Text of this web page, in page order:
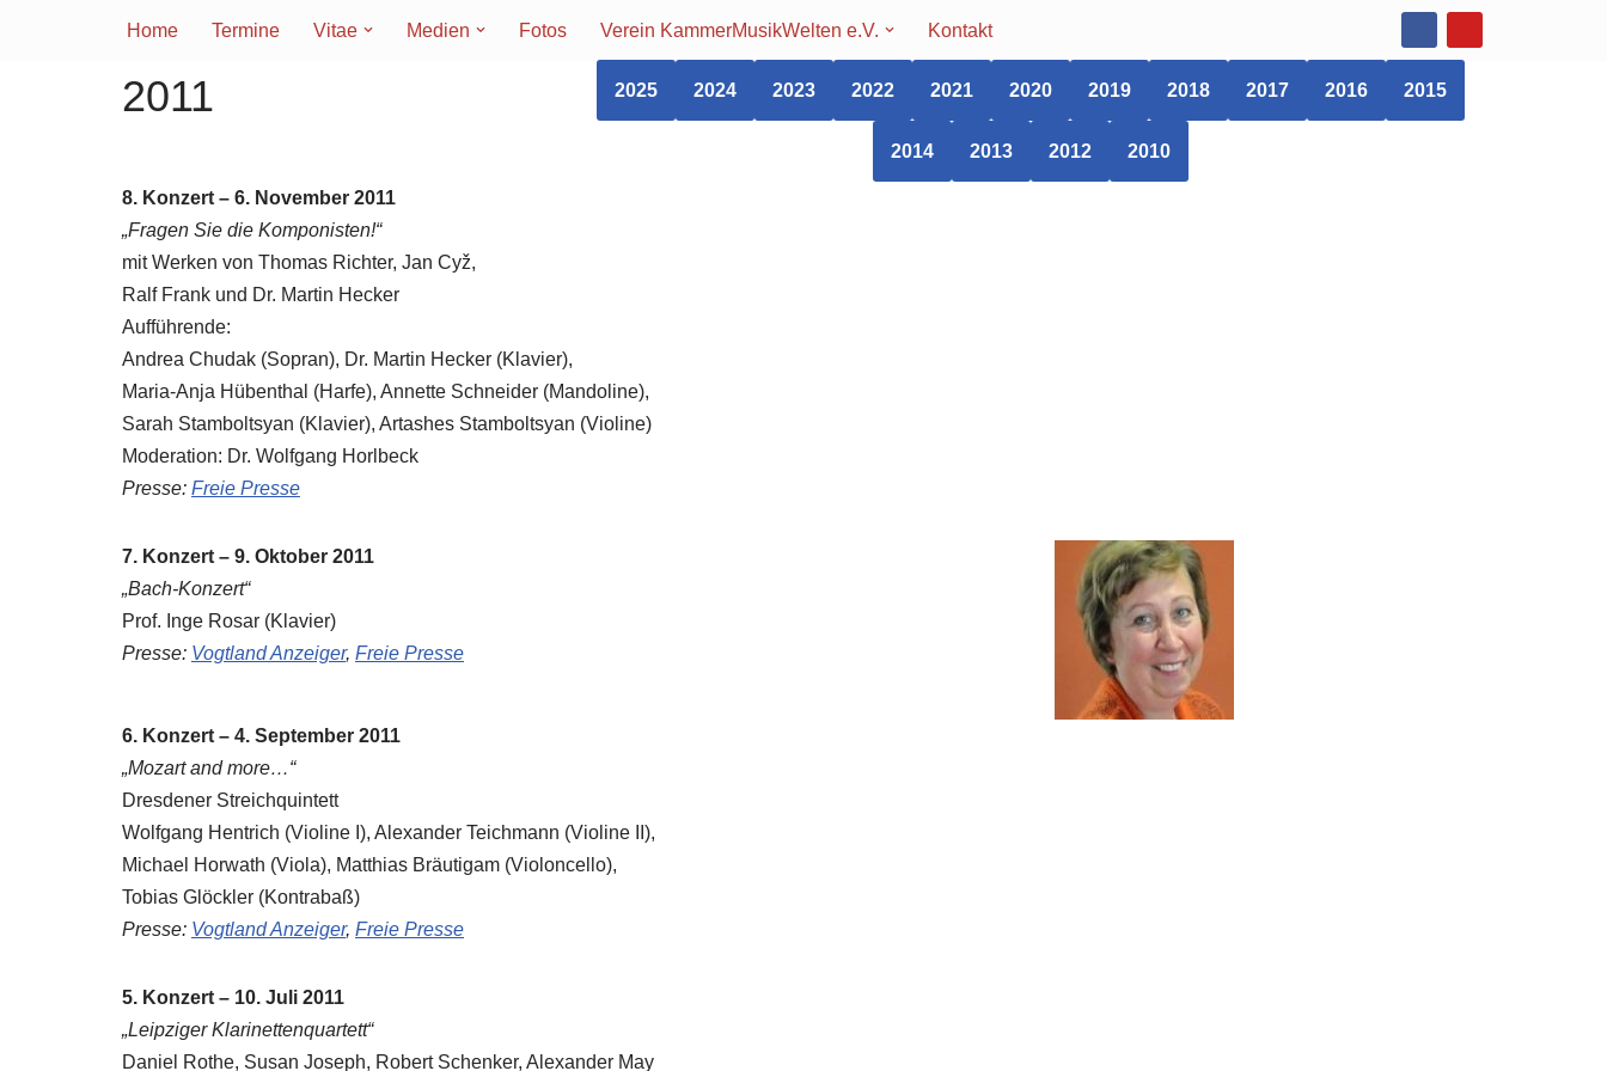
Home Termine Vitae Medien Fotos Verein KammerMusikWelten e.V. Kontakt
2011 2025 2024 2023 2022 2021 2020 2019 2018 2017 2016 2015
2014 2013 2012 2010
8. Konzert – 6. November 2011
„Fragen Sie die Komponisten!“
mit Werken von Thomas Richter, Jan Cyž,
Ralf Frank und Dr. Martin Hecker
Aufführende:
Andrea Chudak (Sopran), Dr. Martin Hecker (Klavier),
Maria-Anja Hübenthal (Harfe), Annette Schneider (Mandoline),
Sarah Stamboltsyan (Klavier), Artashes Stamboltsyan (Violine)
Moderation: Dr. Wolfgang Horlbeck
Presse: Freie Presse
7. Konzert – 9. Oktober 2011
„Bach-Konzert“
Prof. Inge Rosar (Klavier)
Presse: Vogtland Anzeiger, Freie Presse
6. Konzert – 4. September 2011
„Mozart and more…“
Dresdener Streichquintett
Wolfgang Hentrich (Violine I), Alexander Teichmann (Violine II),
Michael Horwath (Viola), Matthias Bräutigam (Violoncello),
Tobias Glöckler (Kontrabaß)
Presse: Vogtland Anzeiger, Freie Presse
5. Konzert – 10. Juli 2011
„Leipziger Klarinettenquartett“
Daniel Rothe, Susan Joseph, Robert Schenker, Alexander May